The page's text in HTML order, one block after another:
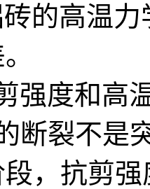
的高温力
强度和高
裂不是
，抗剪